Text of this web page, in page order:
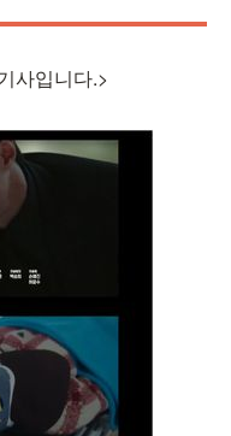
사입니다.>